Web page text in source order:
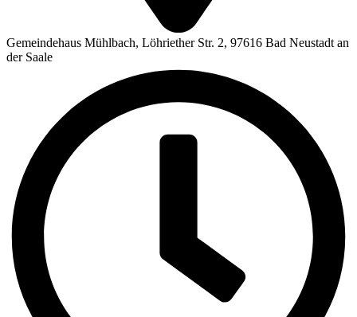
Gemeindehaus Mühlbach, Löhriether Str. 2, 97616 Bad Neustadt an
der Saale